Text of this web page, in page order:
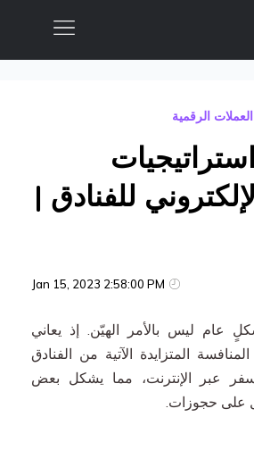
المحمول والموقع الإلكتروني
الاجتماعي
بطريقة الدفع لكل نقرة
العملات الرقمية
للفنادق |
Jan 15, 2023 2:58:00 PM
عام ليس بالأمر الهيّن. إذ يعاني
المتزايدة الآتية من الفنادق
عبر الإنترنت، مما يشكل بعض
على حجوزات.